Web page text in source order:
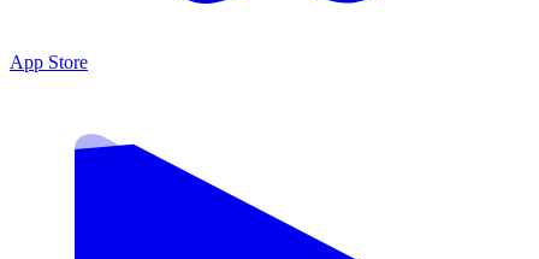
App Store